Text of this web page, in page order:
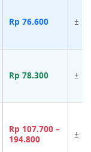
Rp 76.600 ±
Rp 78.300 ±
Rp 107.700 –
194.800
±